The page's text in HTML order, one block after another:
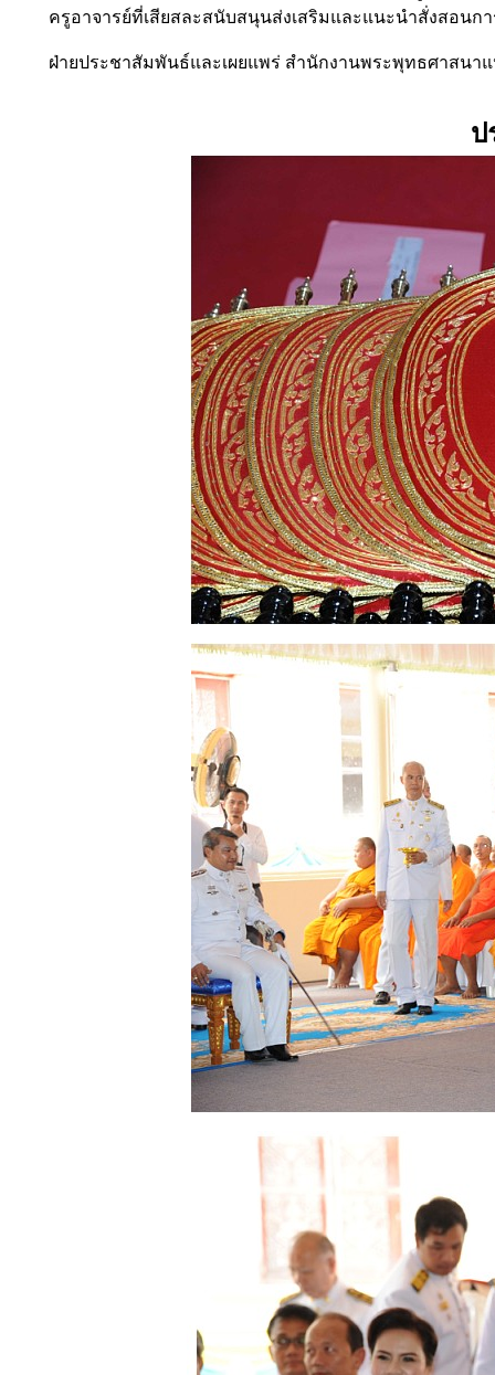
ครูอาจารย์ที่เสียสละสนับสนุนส่งเสริมและแนะนำสั่งสอนก
ฝ่ายประชาสัมพันธ์และเผยแพร่ สำนักงานพระพุทธศาสนา
ป